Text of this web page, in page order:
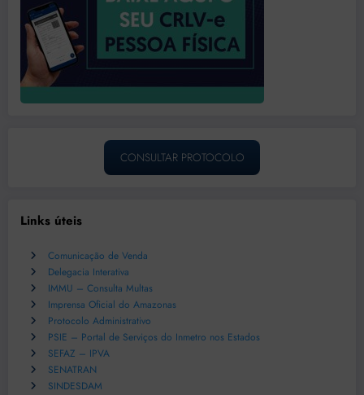
CONSULTAR PROTOCOLO
Links úteis
Comunicação de Venda
Delegacia Interativa
IMMU – Consulta Multas
Imprensa Oficial do Amazonas
Protocolo Administrativo
PSIE – Portal de Serviços do Inmetro nos Estados
SEFAZ – IPVA
SENATRAN
SINDESDAM